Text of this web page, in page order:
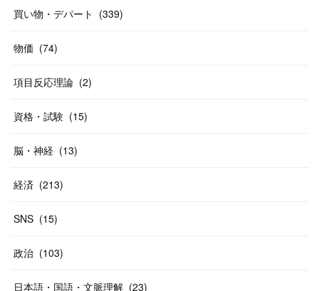
58)
10
買い物・デパート (339)
物価 (74)
項目反応理論 (2)
資格・試験 (15)
脳・神経 (13)
経済 (213)
SNS (15)
政治 (103)
日本語・国語・文脈理解 (23)